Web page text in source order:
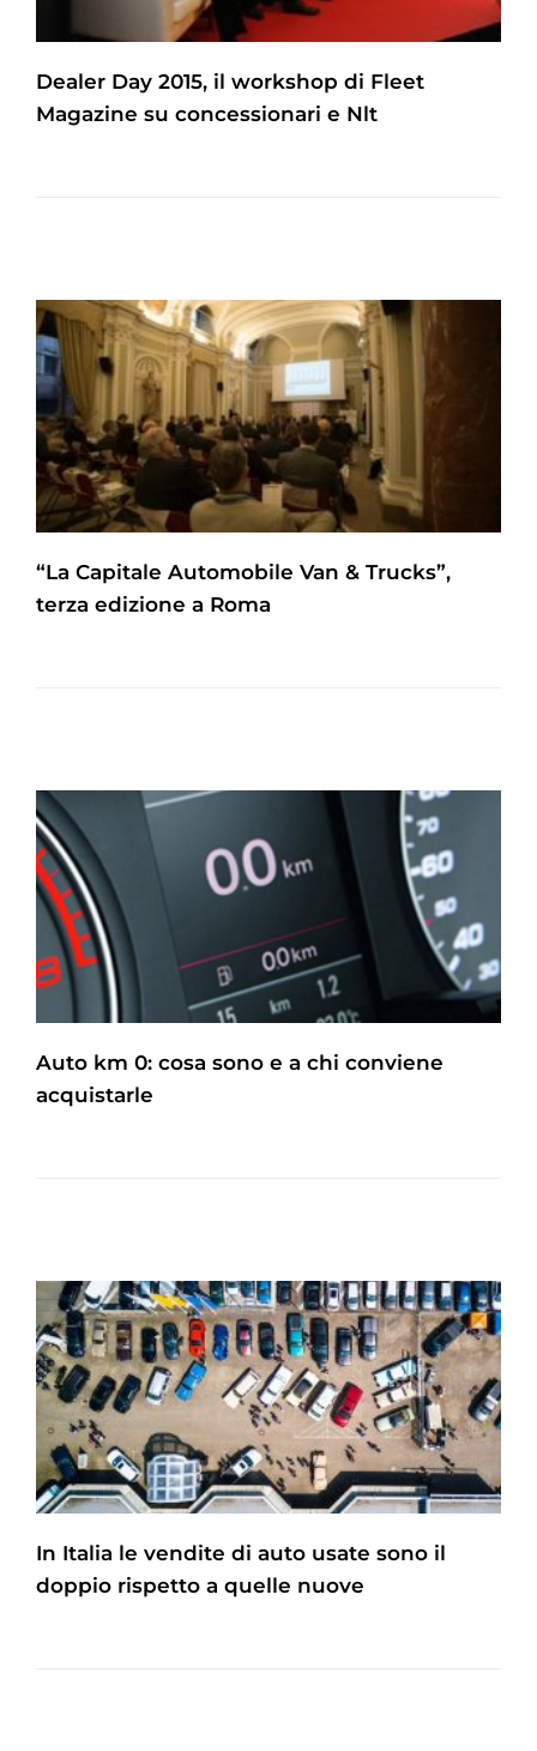
Dealer Day 2015, il workshop di Fleet
Magazine su concessionari e Nlt
“La Capitale Automobile Van & Trucks”,
terza edizione a Roma
Auto km 0: cosa sono e a chi conviene
acquistarle
In Italia le vendite di auto usate sono il
doppio rispetto a quelle nuove